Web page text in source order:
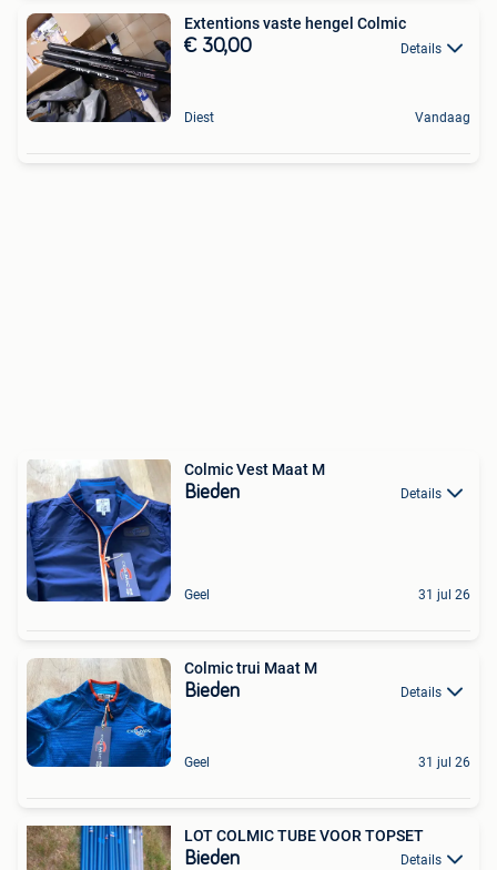
Extentions vaste hengel Colmic
€ 30,00 Details
Diest Vandaag
Colmic Vest Maat M
Bieden Details
Geel 31 jul 26
Colmic trui Maat M
Bieden Details
Geel 31 jul 26
LOT COLMIC TUBE VOOR TOPSET
Bieden Details